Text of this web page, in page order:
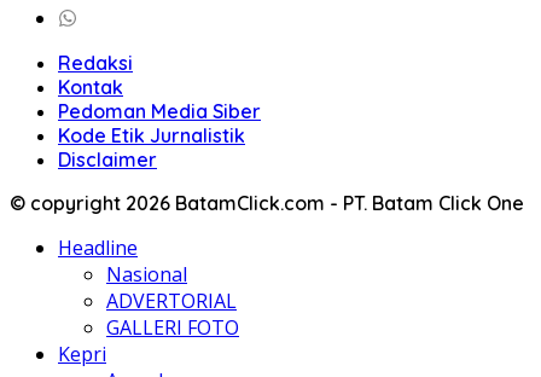
Redaksi
Kontak
Pedoman Media Siber
Kode Etik Jurnalistik
Disclaimer
© copyright 2026 BatamClick.com - PT. Batam Click One
Headline
Nasional
ADVERTORIAL
GALLERI FOTO
Kepri